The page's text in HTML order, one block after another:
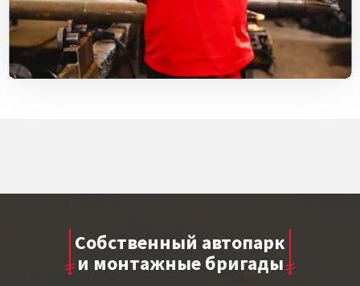
Собственный автопарк
и монтажные бригады